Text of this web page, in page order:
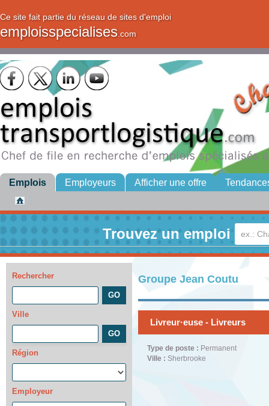
Ce site fait partie du réseau de sites d'emploi
emploisspecialises.com
Emplois Employeurs Afficher une offre
Trouvez un emploi
Rechercher
Ville
Région
Employeur
Groupe Jean Coutu
Livreur·euse - Livreurs
Type de poste : Permanent
Ville : Sherbrooke